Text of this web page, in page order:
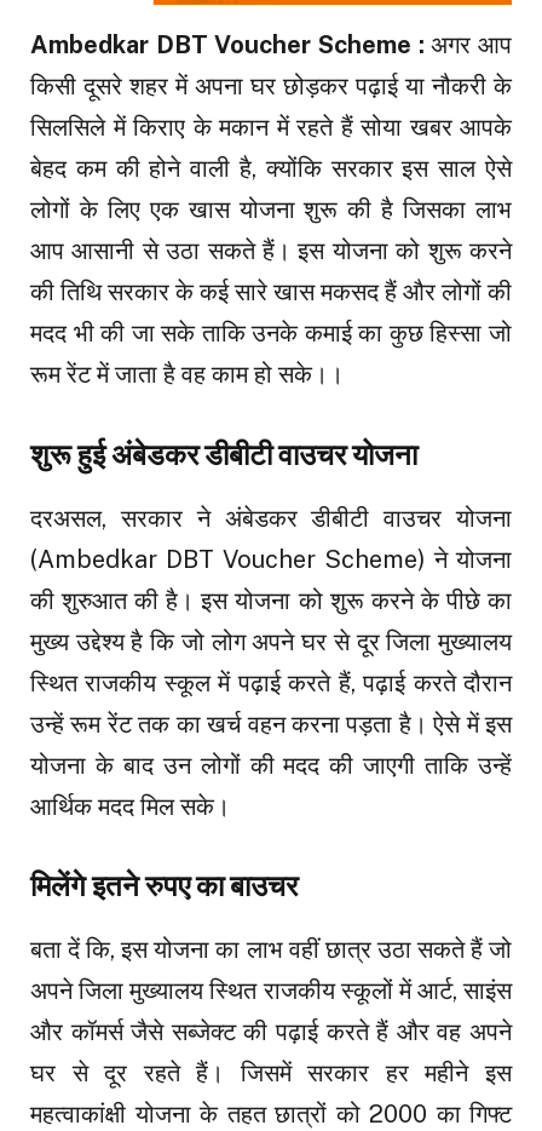
Ambedkar DBT Voucher Scheme :अगर आप
किसी दूसरे शहर में अपना घर छोड़कर पढ़ाई या नौकरी के
सिलसिले में किराए के मकान में रहते हैं सोया खबर आपके
बेहद कम की होने वाली है, क्योंकि सरकार इस साल ऐसे
लोगों के लिए एक खास योजना शुरू की है जिसका लाभ
आप आसानी से उठा सकते हैं। इस योजना को शुरू करने
की तिथि सरकार के कई सारे खास मकसद हैं और लोगों की
मदद भी की जा सके ताकि उनके कमाई का कुछ हिस्सा जो
रूम रेंट में जाता है वह काम हो सके।।
शुरू हुई अंबेडकर डीबीटी वाउचर योजना
दरअसल, सरकार ने अंबेडकर डीबीटी वाउचर योजना
(Ambedkar DBT Voucher Scheme) ने योजना
की शुरुआत की है। इस योजना को शुरू करने के पीछे का
मुख्य उद्देश्य है कि जो लोग अपने घर से दूर जिला मुख्यालय
स्थित राजकीय स्कूल में पढ़ाई करते हैं, पढ़ाई करते दौरान
उन्हें रूम रेंट तक का खर्च वहन करना पड़ता है। ऐसे में इस
योजना के बाद उन लोगों की मदद की जाएगी ताकि उन्हें
आर्थिक मदद मिल सके।
मिलेंगे इतने रुपए का बाउचर
बता दें कि, इस योजना का लाभ वहीं छात्र उठा सकते हैं जो
अपने जिला मुख्यालय स्थित राजकीय स्कूलों में आर्ट, साइंस
और कॉमर्स जैसे सब्जेक्ट की पढ़ाई करते हैं और वह अपने
घर से दूर रहते हैं। जिसमें सरकार हर महीने इस
महत्वाकांक्षी योजना के तहत छात्रों को ₹2000 का गिफ्ट